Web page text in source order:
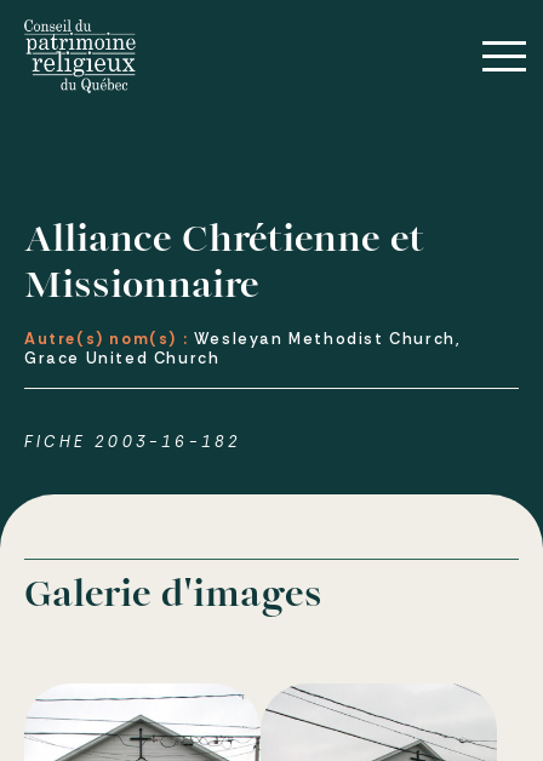
Alliance Chrétienne et
Missionnaire
Autre(s) nom(s) : Wesleyan Methodist Church,
Grace United Church
FICHE 2003-16-182
Galerie d'images